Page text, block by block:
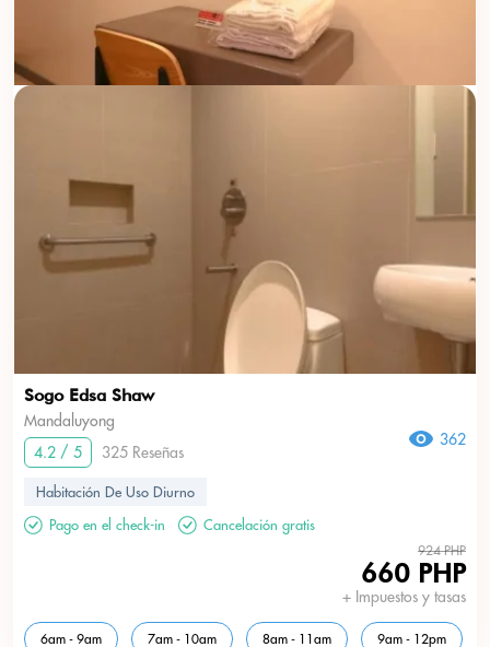
Sogo Edsa Shaw
Mandaluyong
4.2 / 5
325 Reseñas
362
Habitación De Uso Diurno
Pago en el check-in
Cancelación gratis
924 PHP
660 PHP
+ Impuestos y tasas
6am - 9am 7am - 10am 8am - 11am 9am - 12pm